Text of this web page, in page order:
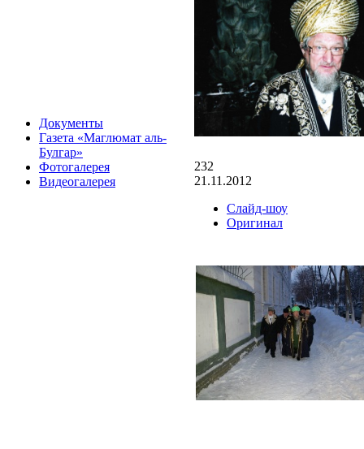
Документы
Газета «Маглюмат аль-
Булгар»
Фотогалерея
Видеогалерея
232
21.11.2012
Слайд-шоу
Оригинал